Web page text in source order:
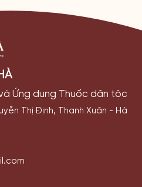
Ứng dụng Thuốc dân tộc
Thị Định, Thanh Xuân - Hà